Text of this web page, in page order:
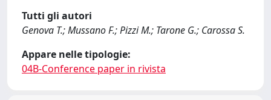
Tutti gli autori
Genova T.; Mussano F.; Pizzi M.; Tarone G.; Carossa S.
Appare nelle tipologie:
04B-Conference paper in rivista